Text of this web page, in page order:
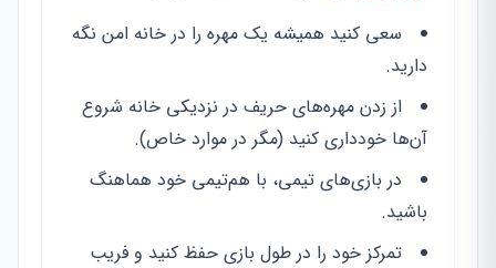
سعی کنید همیشه یک مهره را در خانه امن نگه
دارید.
از زدن مهره‌های حریف در نزدیکی خانه شروع
آن‌ها خودداری کنید (مگر در موارد خاص).
در بازی‌های تیمی، با هم‌تیمی خود هماهنگ
باشید.
تمرکز خود را در طول بازی حفظ کنید و فریب